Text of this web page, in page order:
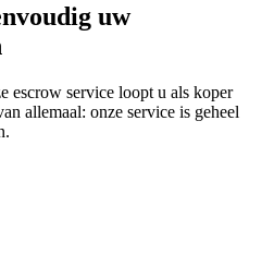
uw
escrow service loopt u als koper
allemaal: onze service is geheel